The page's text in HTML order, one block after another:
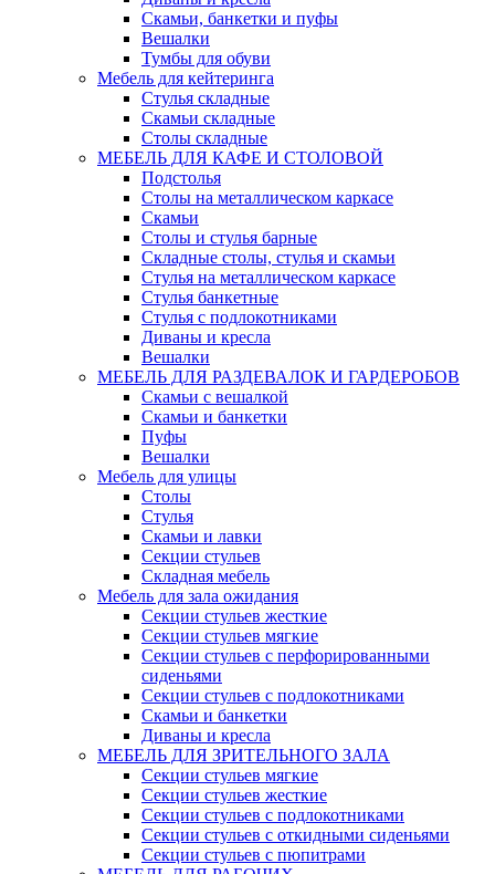
Скамьи, банкетки и пуфы
Вешалки
Тумбы для обуви
Мебель для кейтеринга
Стулья складные
Скамьи складные
Столы складные
МЕБЕЛЬ ДЛЯ КАФЕ И СТОЛОВОЙ
Подстолья
Столы на металлическом каркасе
Скамьи
Столы и стулья барные
Складные столы, стулья и скамьи
Стулья на металлическом каркасе
Стулья банкетные
Стулья с подлокотниками
Диваны и кресла
Вешалки
МЕБЕЛЬ ДЛЯ РАЗДЕВАЛОК И ГАРДЕРОБОВ
Скамьи с вешалкой
Скамьи и банкетки
Пуфы
Вешалки
Мебель для улицы
Столы
Стулья
Скамьи и лавки
Секции стульев
Складная мебель
Мебель для зала ожидания
Секции стульев жесткие
Секции стульев мягкие
Секции стульев с перфорированными
сиденьями
Секции стульев с подлокотниками
Скамьи и банкетки
Диваны и кресла
МЕБЕЛЬ ДЛЯ ЗРИТЕЛЬНОГО ЗАЛА
Секции стульев мягкие
Секции стульев жесткие
Секции стульев с подлокотниками
Секции стульев с откидными сиденьями
Секции стульев с пюпитрами